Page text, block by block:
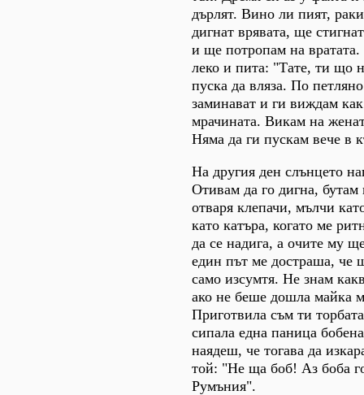
дърлят. Вино ли пият,
дигнат врявата, ще
и ще потропам на вратата.
леко и пита: "Тате, ти що
пуска да вляза. По
заминават и ги виждам
мрачината. Викам на
Няма да ги пускам вече в
На другия ден слънцето
Отивам да го дигна,
отваря клепачи, мълчи
като катъра, когато ме
да се надига, а очите му
един път ме достраша, че
само изсумтя. Не знам
ако не беше дошла майка
Приготвила съм ти
сипала една паница
наядеш, че тогава да
той: "Не ща боб! Аз боба
Румъния".